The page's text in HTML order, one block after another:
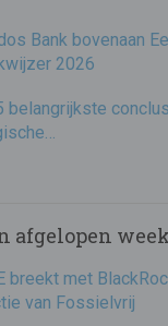
Bank bovenaan
2026
belangrijkste
afgelopen week
breekt met
van Fossielvrij